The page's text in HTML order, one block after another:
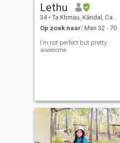
Lethu
34 • Ta Khmau, Kândal, Cambodja
Op zoek naar: Man 32 - 70
I'm not perfect but pretty
awesome